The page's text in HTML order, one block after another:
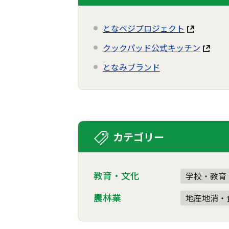
となベジプロジェクト
クックパッド公式キッチン
となみブランド
カテゴリー
教育・文化 学校・教育
農林業 地産地消・